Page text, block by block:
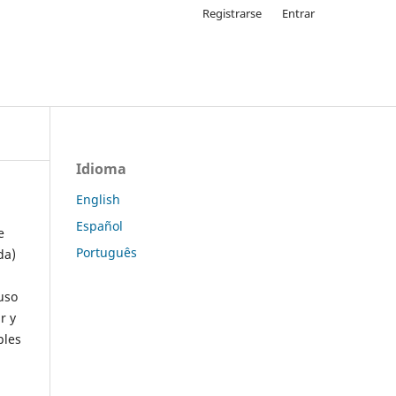
Registrarse Entrar
y
Idioma
English
Español
Português